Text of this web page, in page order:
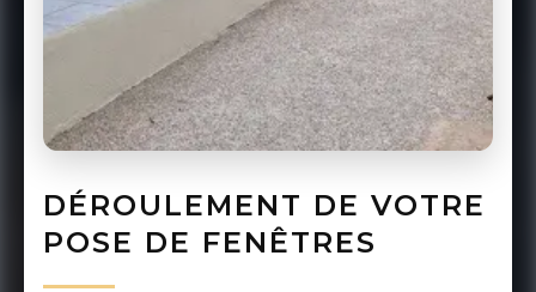
DÉROULEMENT DE VOTRE
POSE DE FENÊTRES